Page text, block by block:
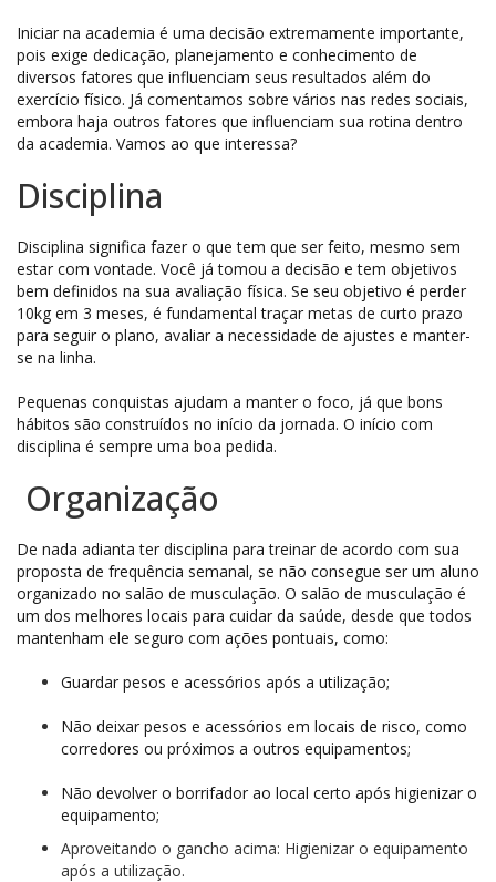
Iniciar na academia é uma decisão extremamente importante,
pois exige dedicação, planejamento e conhecimento de
diversos fatores que influenciam seus resultados além do
exercício físico. Já comentamos sobre vários nas redes sociais,
embora haja outros fatores que influenciam sua rotina dentro
da academia. Vamos ao que interessa?
Disciplina
Disciplina significa fazer o que tem que ser feito, mesmo sem
estar com vontade. Você já tomou a decisão e tem objetivos
bem definidos na sua avaliação física. Se seu objetivo é perder
10kg em 3 meses, é fundamental traçar metas de curto prazo
para seguir o plano, avaliar a necessidade de ajustes e manter-
se na linha.
Pequenas conquistas ajudam a manter o foco, já que bons
hábitos são construídos no início da jornada. O início com
disciplina é sempre uma boa pedida.
Organização
De nada adianta ter disciplina para treinar de acordo com sua
proposta de frequência semanal, se não consegue ser um aluno
organizado no salão de musculação. O salão de musculação é
um dos melhores locais para cuidar da saúde, desde que todos
mantenham ele seguro com ações pontuais, como:
Guardar pesos e acessórios após a utilização;
Não deixar pesos e acessórios em locais de risco, como
corredores ou próximos a outros equipamentos;
Não devolver o borrifador ao local certo após higienizar o
equipamento;
Aproveitando o gancho acima: Higienizar o equipamento
após a utilização.